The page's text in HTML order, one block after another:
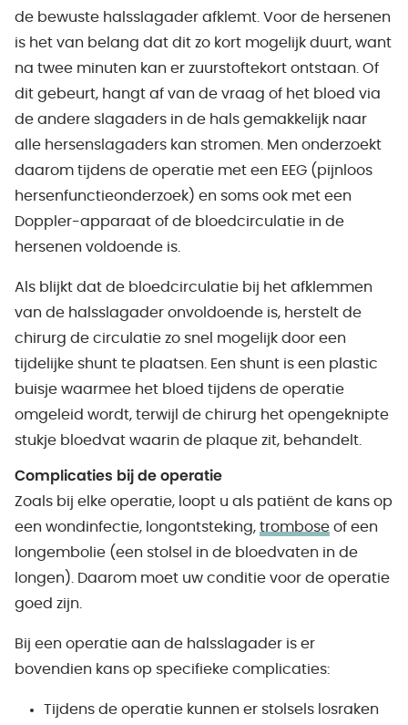
de bewuste halsslagader afklemt. Voor de hersenen
is het van belang dat dit zo kort mogelijk duurt, want
na twee minuten kan er zuurstoftekort ontstaan. Of
dit gebeurt, hangt af van de vraag of het bloed via
de andere slagaders in de hals gemakkelijk naar
alle hersenslagaders kan stromen. Men onderzoekt
daarom tijdens de operatie met een EEG (pijnloos
hersenfunctieonderzoek) en soms ook met een
Doppler-apparaat of de bloedcirculatie in de
hersenen voldoende is.
Als blijkt dat de bloedcirculatie bij het afklemmen
van de halsslagader onvoldoende is, herstelt de
chirurg de circulatie zo snel mogelijk door een
tijdelijke shunt te plaatsen. Een shunt is een plastic
buisje waarmee het bloed tijdens de operatie
omgeleid wordt, terwijl de chirurg het opengeknipte
stukje bloedvat waarin de plaque zit, behandelt.
Complicaties bij de operatie
Zoals bij elke operatie, loopt u als patiënt de kans op
een wondinfectie, longontsteking, trombose of een
longembolie (een stolsel in de bloedvaten in de
longen). Daarom moet uw conditie voor de operatie
goed zijn.
Bij een operatie aan de halsslagader is er
bovendien kans op specifieke complicaties:
Tijdens de operatie kunnen er stolsels losraken